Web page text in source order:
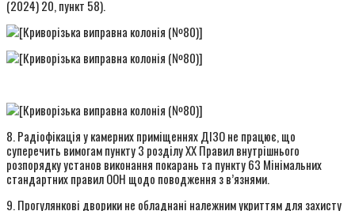
(2024) 20, пункт 58).
8. Радіофікація у камерних приміщеннях ДІЗО не працює, що
суперечить вимогам пункту 3 розділу XX Правил внутрішнього
розпорядку установ виконання покарань та пункту 63 Мінімальних
стандартних правил ООН щодо поводження з в’язнями.
9. Прогулянкові дворики не обладнані належним укриттям для захисту